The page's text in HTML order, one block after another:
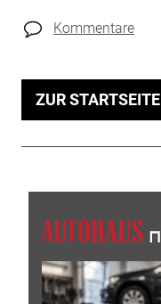
Kommentare
ZUR STARTSEITE